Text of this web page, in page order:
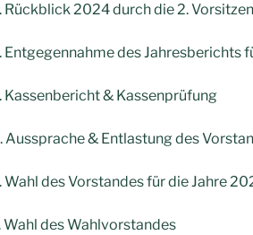
Rückblick 2024 durch die 2.
Entgegennahme des Jahresberichts
Kassenbericht & Kassenprüfung
Aussprache & Entlastung des
Wahl des Vorstandes für die Jahre
Wahl des Wahlvorstandes